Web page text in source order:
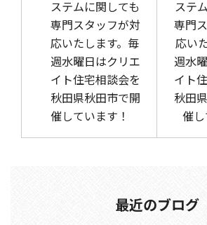
ステムに関しても
専門スタッフが対
応いたします。毎
週水曜日はクリエ
イト住宅相談会を
秋田県秋田市で開
催しています！
ステ
専門
応い
週水
イト
秋田
催し
最近のブログ